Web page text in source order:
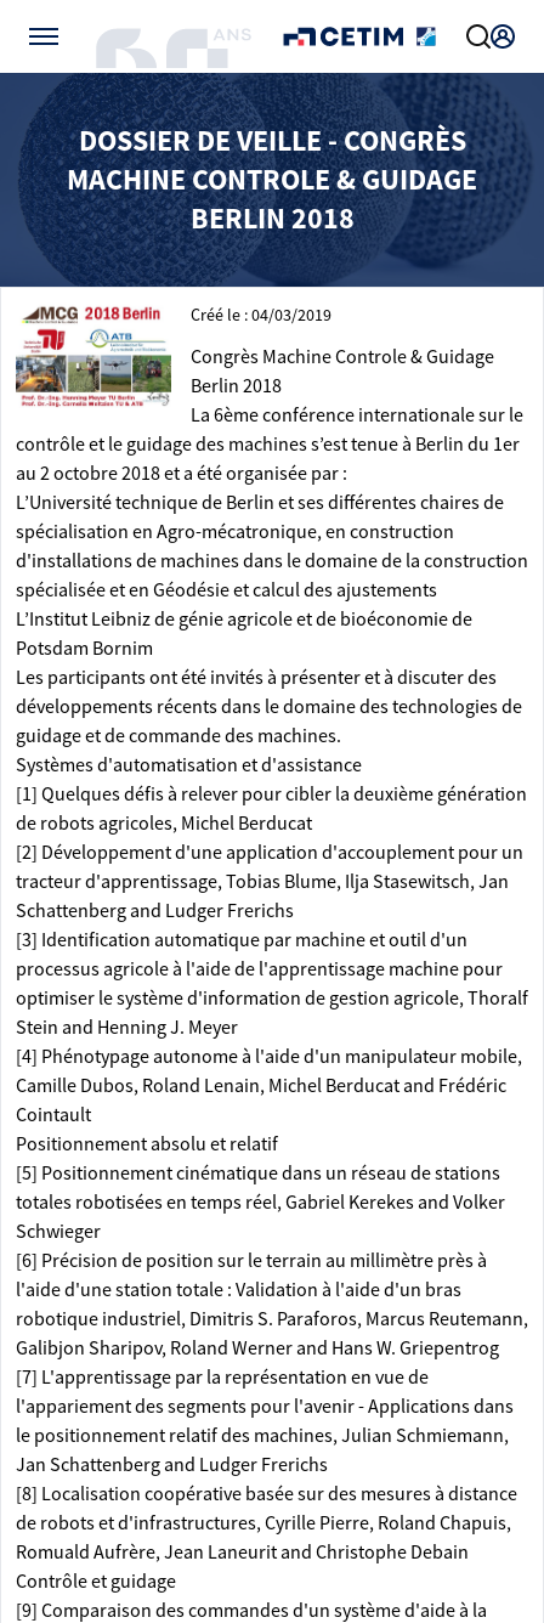
DOSSIER DE VEILLE - CONGRÈS
MACHINE CONTROLE & GUIDAGE
BERLIN 2018
Créé le : 04/03/2019
Congrès Machine Controle & Guidage
Berlin 2018
La 6ème conférence internationale sur le
contrôle et le guidage des machines s’est tenue à Berlin du 1er
au 2 octobre 2018 et a été organisée par :
L’Université technique de Berlin et ses différentes chaires de
spécialisation en Agro-mécatronique, en construction
d'installations de machines dans le domaine de la construction
spécialisée et en Géodésie et calcul des ajustements
L’Institut Leibniz de génie agricole et de bioéconomie de
Potsdam Bornim
Les participants ont été invités à présenter et à discuter des
développements récents dans le domaine des technologies de
guidage et de commande des machines.
Systèmes d'automatisation et d'assistance
[1] Quelques défis à relever pour cibler la deuxième génération
de robots agricoles, Michel Berducat
[2] Développement d'une application d'accouplement pour un
tracteur d'apprentissage, Tobias Blume, Ilja Stasewitsch, Jan
Schattenberg and Ludger Frerichs
[3] Identification automatique par machine et outil d'un
processus agricole à l'aide de l'apprentissage machine pour
optimiser le système d'information de gestion agricole, Thoralf
Stein and Henning J. Meyer
[4] Phénotypage autonome à l'aide d'un manipulateur mobile,
Camille Dubos, Roland Lenain, Michel Berducat and Frédéric
Cointault
Positionnement absolu et relatif
[5] Positionnement cinématique dans un réseau de stations
totales robotisées en temps réel, Gabriel Kerekes and Volker
Schwieger
[6] Précision de position sur le terrain au millimètre près à
l'aide d'une station totale : Validation à l'aide d'un bras
robotique industriel, Dimitris S. Paraforos, Marcus Reutemann,
Galibjon Sharipov, Roland Werner and Hans W. Griepentrog
[7] L'apprentissage par la représentation en vue de
l'appariement des segments pour l'avenir - Applications dans
le positionnement relatif des machines, Julian Schmiemann,
Jan Schattenberg and Ludger Frerichs
[8] Localisation coopérative basée sur des mesures à distance
de robots et d'infrastructures, Cyrille Pierre, Roland Chapuis,
Romuald Aufrère, Jean Laneurit and Christophe Debain
Contrôle et guidage
[9] Comparaison des commandes d'un système d'aide à la